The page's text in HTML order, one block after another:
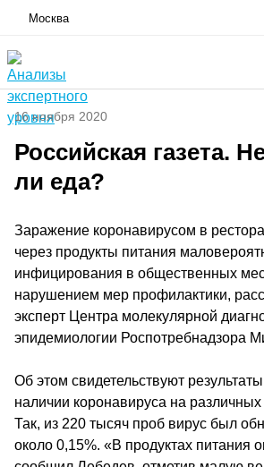
Москва
16 ноября 2020
Российская газета.
ли еда?
Заражение коронавирусом в
через продукты питания
инфицирования в общественных
нарушением мер профилактики,
эксперт Центра молекулярной
эпидемиологии Роспотребнадзора
Об этом свидетельствуют
наличии коронавируса на различных
Так, из 220 тысяч проб вирус был
около 0,15%. «В продуктах питания